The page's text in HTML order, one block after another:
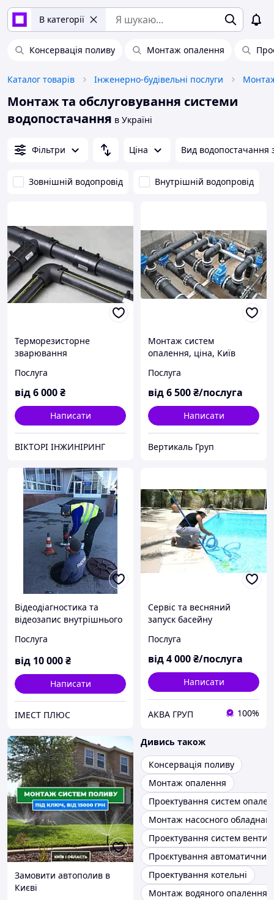
В категорії
Консервація поливу Монтаж опалення
Каталог товарів Інженерно-будівельні послуги
Монтаж та обслуговування системи
водопостачання в Україні
Фільтри Ціна Вид водопостачання
Зовнішній водопровід Внутрішній водопровід
Терморезисторне
зварювання
Послуга
від6 000₴
Написати
ВІКТОРІ ІНЖИНІРИНГ
Монтаж систем
опалення, ціна, Київ
Послуга
від6 500₴/послуга
Написати
Вертикаль Груп
Відеодіагностика та
відеозапис внутрішнього
Послуга
від 10 000₴
Написати
ІМЕСТ ПЛЮС
Сервіс та весняний
запуск басейну
Послуга
від4 000₴/послуга
Написати
АКВА ГРУП 100%
Замовити автополив в
Києві
Дивись також
Консервація поливу
Монтаж опалення
Проектування систем
Монтаж насосного
Проектування систем
Проєктування автоматичних
Проектування котельні
Монтаж водяного опалення